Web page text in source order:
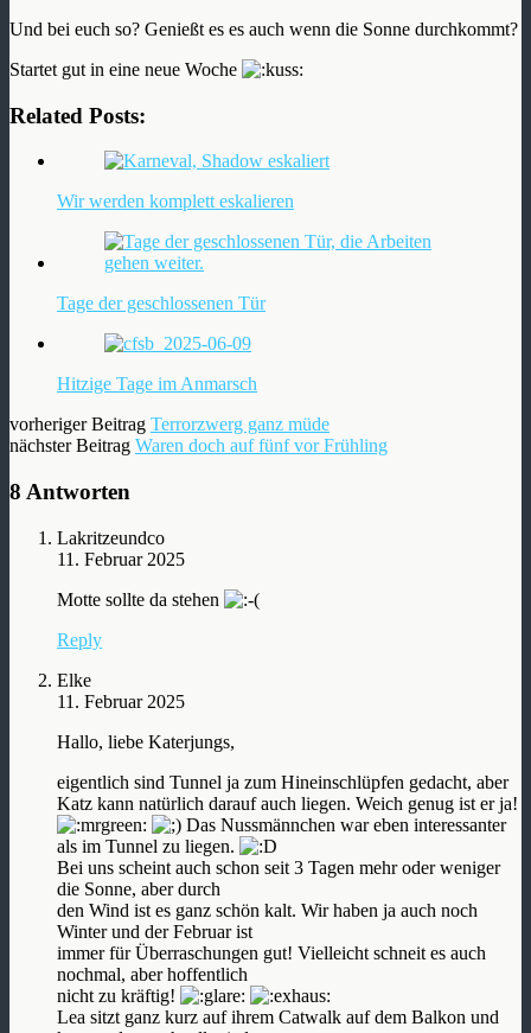
Und bei euch so? Genießt es es auch wenn die Sonne durchkommt?
Startet gut in eine neue Woche
Related Posts:
Wir werden komplett eskalieren
Tage der geschlossenen Tür
Hitzige Tage im Anmarsch
vorheriger Beitrag Terrorzwerg ganz müde
nächster Beitrag Waren doch auf fünf vor Frühling
8 Antworten
Lakritzeundco
11. Februar 2025
Motte sollte da stehen
Reply
Elke
11. Februar 2025
Hallo, liebe Katerjungs,
eigentlich sind Tunnel ja zum Hineinschlüpfen gedacht, aber
Katz kann natürlich darauf auch liegen. Weich genug ist er ja!
Das Nussmännchen war eben interessanter
als im Tunnel zu liegen.
Bei uns scheint auch schon seit 3 Tagen mehr oder weniger
die Sonne, aber durch
den Wind ist es ganz schön kalt. Wir haben ja auch noch
Winter und der Februar ist
immer für Überraschungen gut! Vielleicht schneit es auch
nochmal, aber hoffentlich
nicht zu kräftig!
Lea sitzt ganz kurz auf ihrem Catwalk auf dem Balkon und